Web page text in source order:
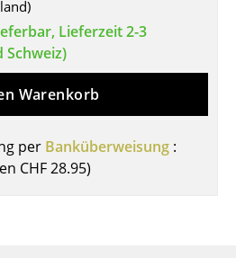
Lieferzeit 2-3
Schweiz)
Warenkorb
per Banküberweisung :
CHF 28.95)